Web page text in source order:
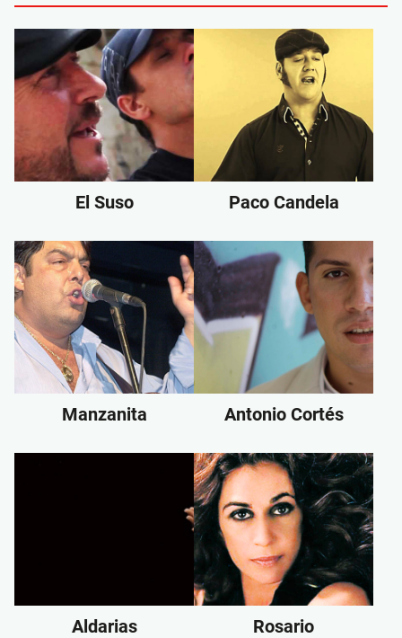
El Suso Paco Candela
Manzanita Antonio Cortés
Aldarias Rosario